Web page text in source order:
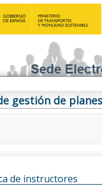
gestión de
de instructores